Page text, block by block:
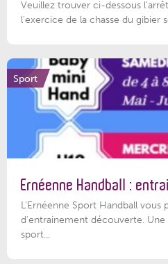
Veuillez trouver ci-dessous
l'exercice de la chasse du gibier
Sport
Ernéenne Handball :
L'Ernéenne Sport Handball vous
d'entrainement découverte.
sport...